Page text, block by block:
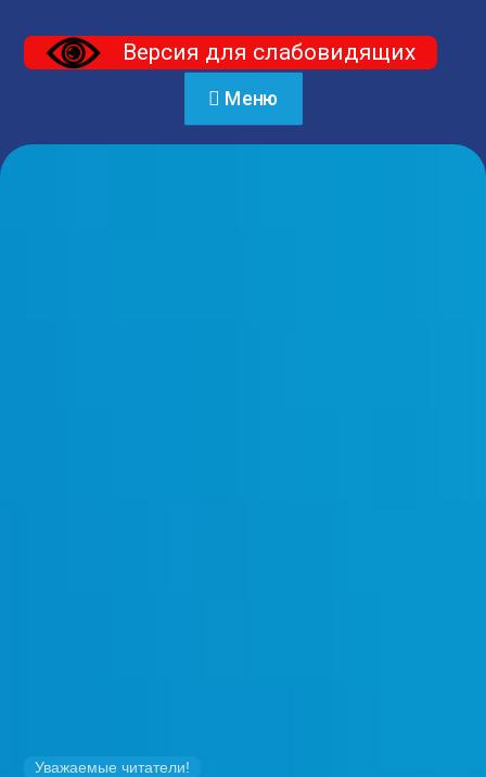
Версия для слабовидящих
Меню
Уважаемые читатели!